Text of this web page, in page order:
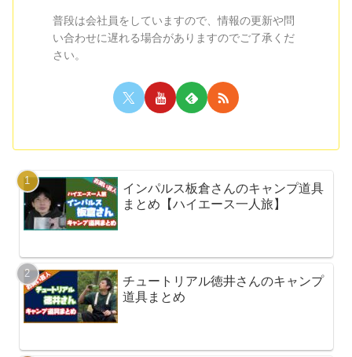
普段は会社員をしていますので、情報の更新や問
い合わせに遅れる場合がありますのでご了承くだ
さい。
インパルス板倉さんのキャンプ道具
まとめ【ハイエース一人旅】
チュートリアル徳井さんのキャンプ
道具まとめ